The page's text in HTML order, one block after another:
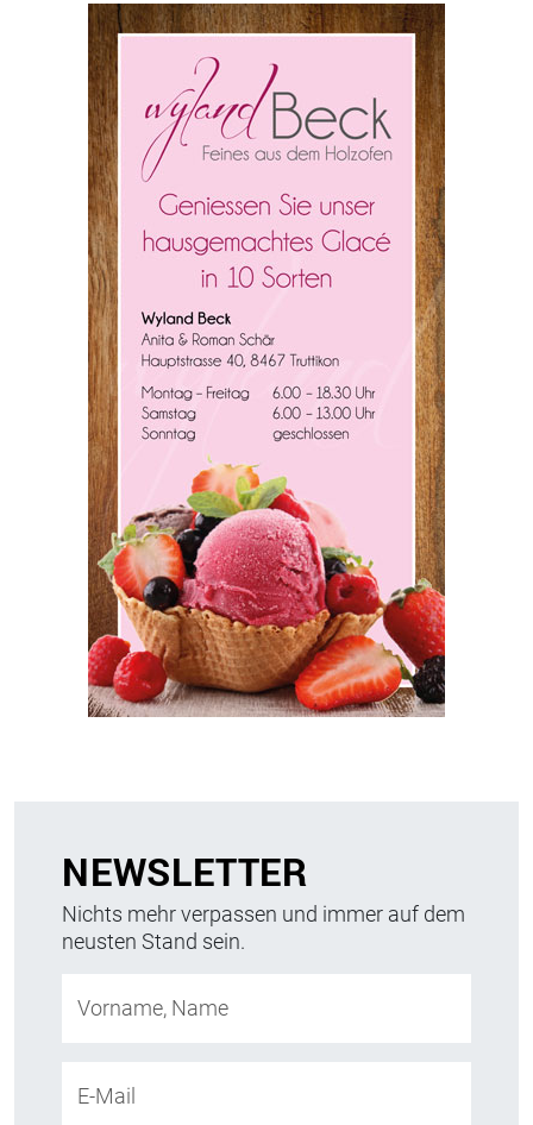
NEWSLETTER
Nichts mehr verpassen und immer auf dem
neusten Stand sein.
Vorname, Name
E-Mail